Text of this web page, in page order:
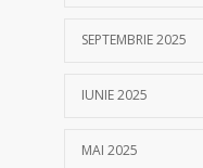
SEPTEMBRIE 2025
IUNIE 2025
MAI 2025